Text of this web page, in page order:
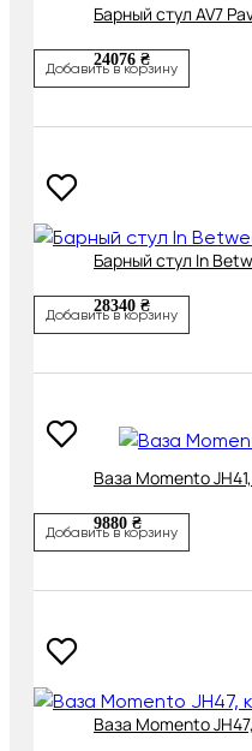
Барный стул AV7
24076 ₴
Добавить в корзину
Барный стул In
28340 ₴
Добавить в корзину
Ваза Momento
9880 ₴
Добавить в корзину
Ваза Momento